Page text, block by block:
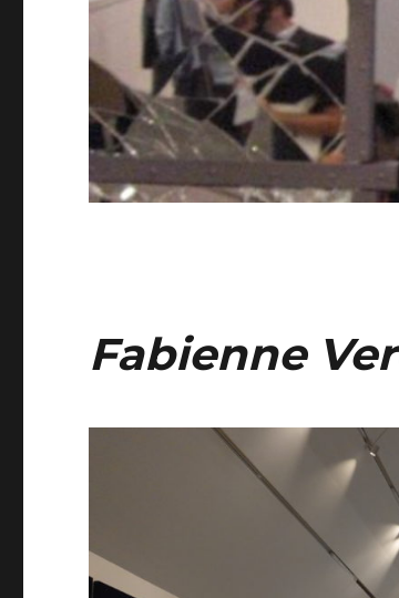
Fabienne